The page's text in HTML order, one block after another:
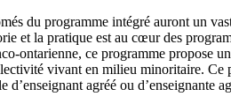
du programme intégré auront un
et la pratique est au cœur des
ontarienne, ce programme propose
vivant en milieu minoritaire. Ce
d’enseignant agréé ou d’enseignante